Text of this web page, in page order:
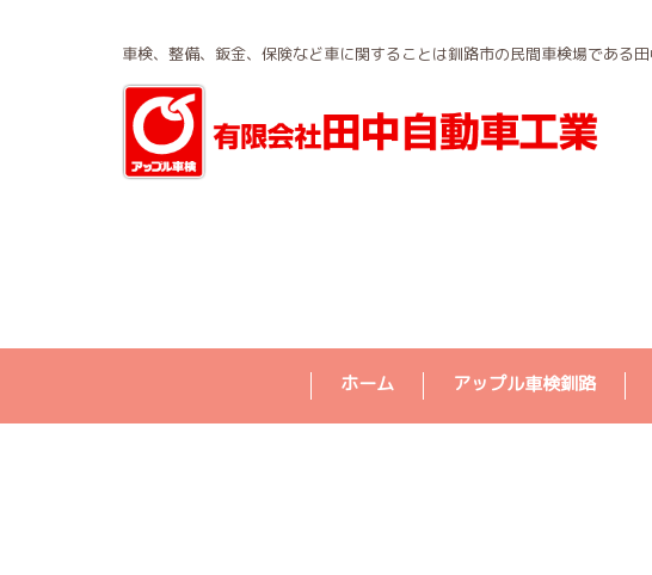
車検、整備、鈑金、保険など車に関することは釧路市の民間車検場である
ホーム アップル車検釧路